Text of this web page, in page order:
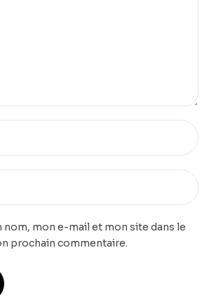
mon e-mail et mon site dans le
prochain commentaire.